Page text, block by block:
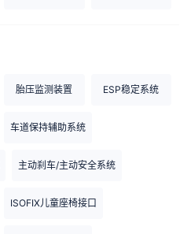
胎压监测装置 ESP稳定系统
车道保持辅助系统
主动刹车/主动安全系统
ISOFIX儿童座椅接口